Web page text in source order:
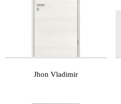
Jhon Vladimir